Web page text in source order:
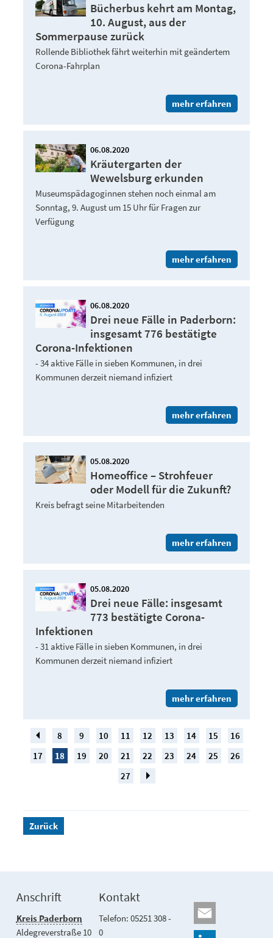
Bücherbus kehrt am Montag,
10. August, aus der
Sommerpause zurück
Rollende Bibliothek fährt weiterhin mit geändertem
Corona-Fahrplan
mehr erfahren
06.08.2020
Kräutergarten der
Wewelsburg erkunden
Museumspädagoginnen stehen noch einmal am
Sonntag, 9. August um 15 Uhr für Fragen zur
Verfügung
mehr erfahren
06.08.2020
Drei neue Fälle in Paderborn:
insgesamt 776 bestätigte
Corona-Infektionen
- 34 aktive Fälle in sieben Kommunen, in drei
Kommunen derzeit niemand infiziert
mehr erfahren
05.08.2020
Homeoffice – Strohfeuer
oder Modell für die Zukunft?
Kreis befragt seine Mitarbeitenden
mehr erfahren
05.08.2020
Drei neue Fälle: insgesamt
773 bestätigte Corona-
Infektionen
- 31 aktive Fälle in sieben Kommunen, in drei
Kommunen derzeit niemand infiziert
mehr erfahren
8 9 10 11 12 13 14 15
16
17
18 19 20 21 22 23 24 25
26
27
Zurück
Anschrift
Kreis Paderborn
Aldegreverstraße 10
Kontakt
Telefon: 05251 308 -
0